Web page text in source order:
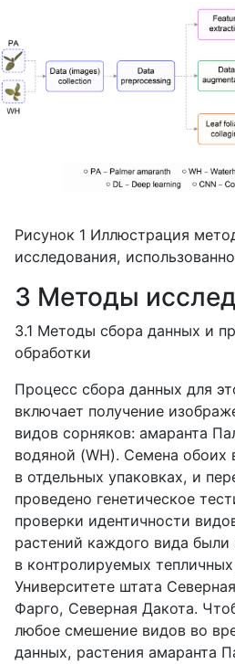
Рисунок 1 Иллюстрация
исследования,
3 Методы
3.1 Методы сбора данных и
обработки
Процесс сбора данных для
включает получение
видов сорняков: амаранта
водяной (WH). Семена обоих
в отдельных упаковках, и
проведено генетическое
проверки идентичности
растений каждого вида
в контролируемых
Университете штата
Фарго, Северная Дакота.
любое смешение видов во
данных, растения амаранта